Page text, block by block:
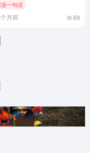
一句话
月前 69